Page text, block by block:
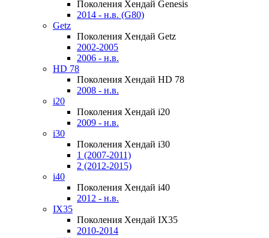
Поколения Хендай Genesis
2014 - н.в. (G80)
Getz
Поколения Хендай Getz
2002-2005
2006 - н.в.
HD 78
Поколения Хендай HD 78
2008 - н.в.
i20
Поколения Хендай i20
2009 - н.в.
i30
Поколения Хендай i30
1 (2007-2011)
2 (2012-2015)
i40
Поколения Хендай i40
2012 - н.в.
IX35
Поколения Хендай IX35
2010-2014